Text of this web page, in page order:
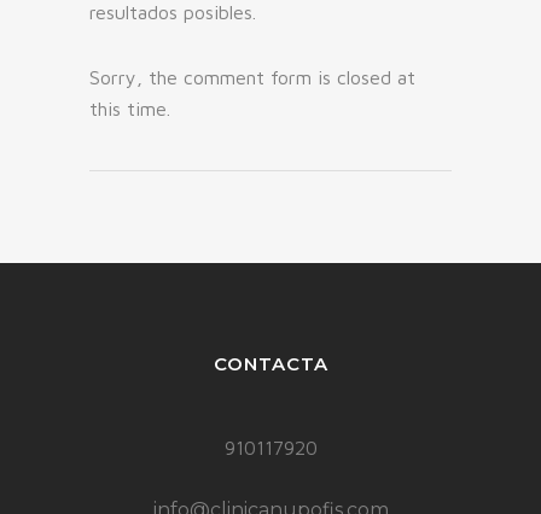
resultados posibles.
Sorry, the comment form is closed at
this time.
CONTACTA
910117920